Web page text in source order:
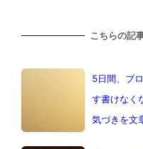
こちらの記
5日間、ブ
す書けなく
気づきを文